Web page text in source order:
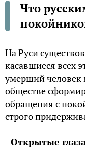
Что
На Руси
касавшиеся всех
умерший человек
обществе
обращения с
строго
Открытые